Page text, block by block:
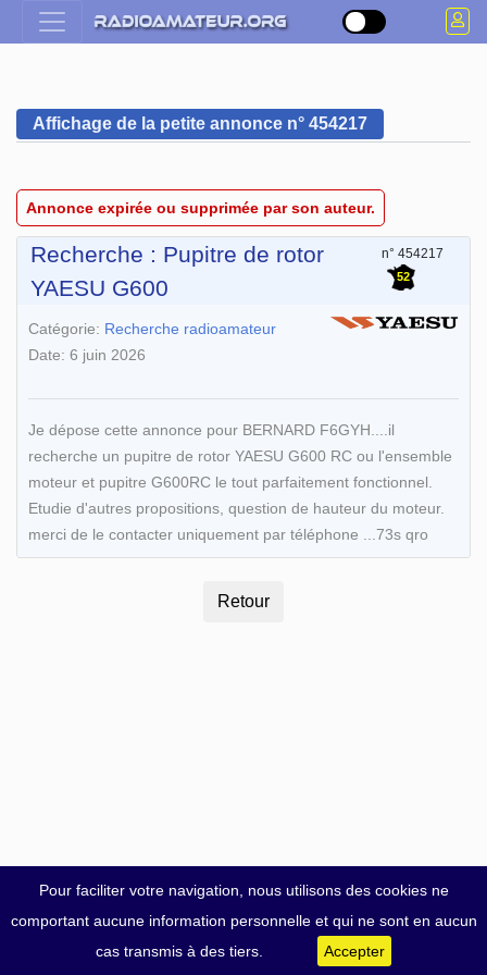
Pour faciliter votre navigation, nous utilisons des cookies ne
comportant aucune information personnelle et qui ne sont en aucun
cas transmis à des tiers.
Accepter
Affichage de la petite annonce n° 454217
Annonce expirée ou supprimée par son auteur.
Recherche : Pupitre de rotor
YAESU G600
n° 454217
52
Catégorie: Recherche radioamateur
Date: 6 juin 2026
Je dépose cette annonce pour BERNARD F6GYH....il
recherche un pupitre de rotor YAESU G600 RC ou l'ensemble
moteur et pupitre G600RC le tout parfaitement fonctionnel.
Etudie d'autres propositions, question de hauteur du moteur.
merci de le contacter uniquement par téléphone ...73s qro